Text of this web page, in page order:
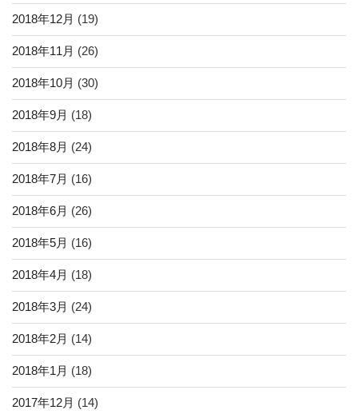
2018年12月 (19)
2018年11月 (26)
2018年10月 (30)
2018年9月 (18)
2018年8月 (24)
2018年7月 (16)
2018年6月 (26)
2018年5月 (16)
2018年4月 (18)
2018年3月 (24)
2018年2月 (14)
2018年1月 (18)
2017年12月 (14)